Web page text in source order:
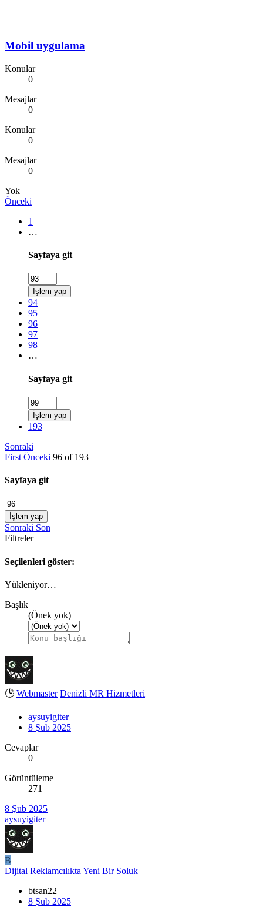
Mobil uygulama
Konular
0
Mesajlar
0
Konular
0
Mesajlar
0
Yok
Önceki
1
…
Sayfaya git
İşlem yap
94
95
96
97
98
…
Sayfaya git
İşlem yap
193
Sonraki
First Önceki 96 of 193
Sayfaya git
İşlem yap
Sonraki Son
Filtreler
Seçilenleri göster:
Yükleniyor…
Başlık
(Önek yok)
🕒 Webmaster Denizli MR Hizmetleri
aysuyigiter
8 Şub 2025
Cevaplar
0
Görüntüleme
271
8 Şub 2025
aysuyigiter
B
Dijital Reklamcılıkta Yeni Bir Soluk
btsan22
8 Şub 2025